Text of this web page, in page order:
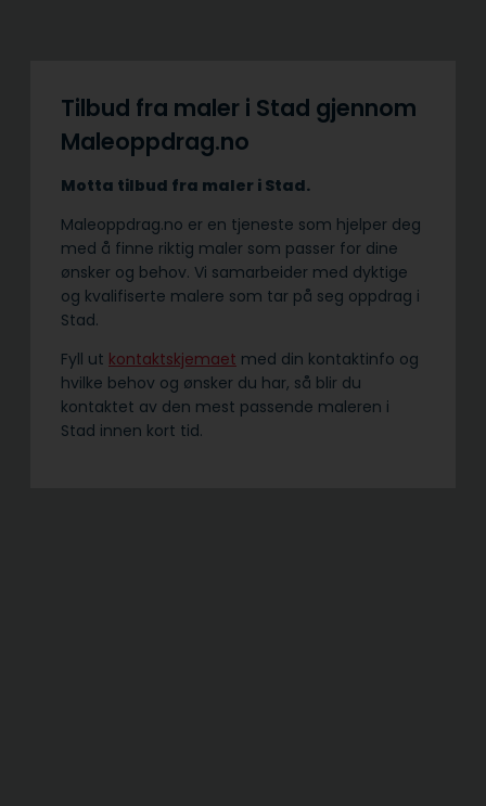
Tilbud fra maler i Stad gjennom
Maleoppdrag.no
Motta tilbud fra maler i Stad.
Maleoppdrag.no er en tjeneste som hjelper deg
med å finne riktig maler som passer for dine
ønsker og behov. Vi samarbeider med dyktige
og kvalifiserte malere som tar på seg oppdrag i
Stad.
Fyll ut kontaktskjemaet med din kontaktinfo og
hvilke behov og ønsker du har, så blir du
kontaktet av den mest passende maleren i
Stad innen kort tid.